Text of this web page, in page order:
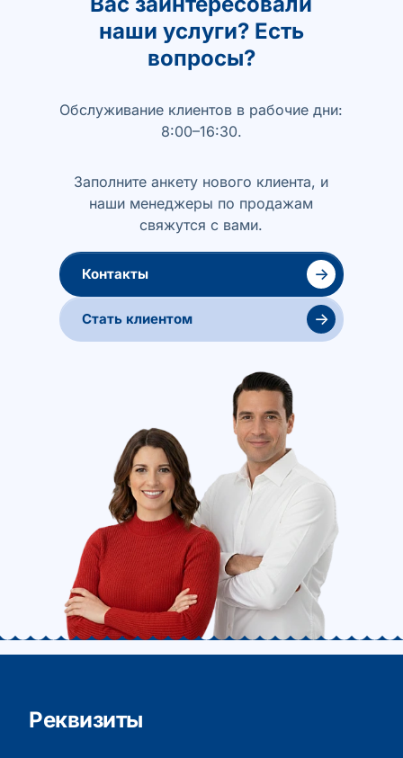
наши услуги? Есть
вопросы?
Обслуживание клиентов в рабочие дни:
8:00–16:30.
Заполните анкету нового клиента, и
наши менеджеры по продажам
свяжутся с вами.
Контакты →
Стать клиентом →
Реквизиты